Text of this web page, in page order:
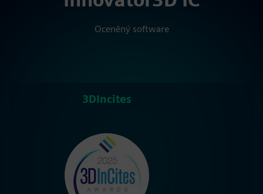
Oceněný software
3DIncites